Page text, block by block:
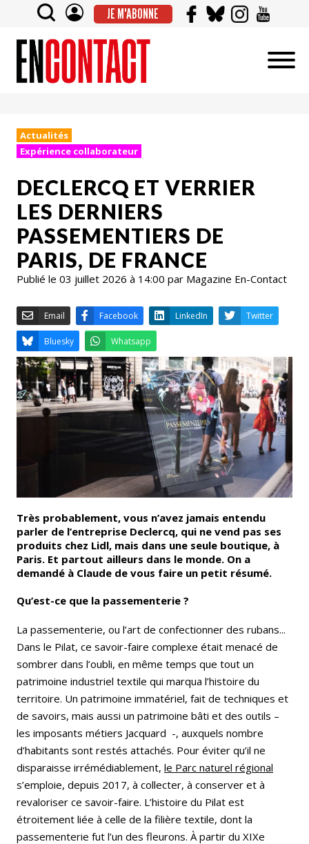
JE M'ABONNE
Actualités
Expérience collaborateur
DECLERCQ ET VERRIER
LES DERNIERS
PASSEMENTIERS DE
PARIS, DE FRANCE
Publié le 03 juillet 2026 à 14:00 par Magazine En-Contact
Email Facebook LinkedIn
Whatsapp
Très probablement, vous n’avez jamais entendu
parler de l’entreprise Declercq, qui ne vend pas ses
produits chez Lidl, mais dans une seule boutique, à
Paris. Et partout ailleurs dans le monde. On a
demandé à Claude de vous faire un petit résumé.
Qu’est-ce que la passementerie ?
La passementerie, ou l’art de confectionner des rubans...
Dans le Pilat, ce savoir-faire complexe était menacé de
sombrer dans l’oubli, en même temps que tout un
patrimoine industriel textile qui marqua l’histoire du
territoire. Un patrimoine immatériel, fait de techniques et
de savoirs, mais aussi un patrimoine bâti et des outils –
les imposants métiers Jacquard -, auxquels nombre
d’habitants sont restés attachés. Pour éviter qu’il ne
disparaisse irrémédiablement, le Parc naturel régional
s’emploie, depuis 2017, à collecter, à conserver et à
revaloriser ce savoir-faire. L’histoire du Pilat est
étroitement liée à celle de la filière textile, dont la
passementerie fut l’un des fleurons. À partir du XIXe